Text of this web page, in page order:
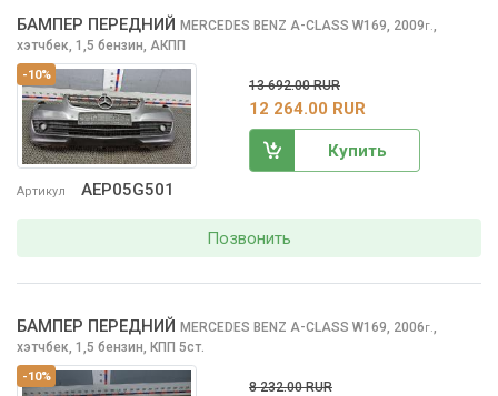
-10%
Артикул AEP05G501
БАМПЕР ПЕРЕДНИЙ MERCEDES BENZ A-CLASS W169, 2009г.
хэтчбек, 1,5 бензин, АКПП
13 692.00 RUR
12 264.00 RUR
Купить
Позвонить
-10%
БАМПЕР ПЕРЕДНИЙ MERCEDES BENZ A-CLASS W169, 2006г.
хэтчбек, 1,5 бензин, КПП 5ст.
8 232.00 RUR